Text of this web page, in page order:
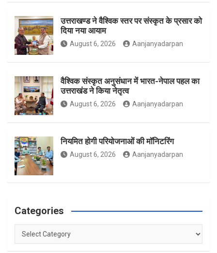
k
m
उत्तराखण्ड ने वैश्विक स्तर पर संस्कृत के प्रसार को
दिया नया आयाम
August 6, 2026 Aanjanyadarpan
वैश्विक संस्कृत अनुसंधान में भारत-नेपाल पहल का
उत्तराखंड ने किया नेतृत्व
August 6, 2026 Aanjanyadarpan
नियमित होगी परियोजनाओं की मॉनिटरिंग
August 6, 2026 Aanjanyadarpan
Categories
Categories